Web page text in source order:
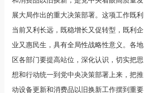
展大局作出的重大决策部署。这项工作既利
当前又利长远，既稳增长又促转型，既利企
业又惠民生，具有全局性战略性意义。各地
区各部门要提高站位，深化认识，切实把思
想和行动统一到党中央决策部署上来，把推
动设备更新和消费品以旧换新工作摆到重要